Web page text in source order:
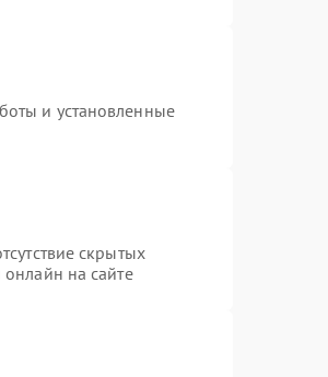
и установленные
скрытых
на сайте